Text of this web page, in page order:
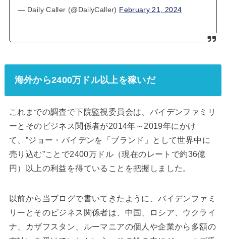
— Daily Caller (@DailyCaller) February 21, 2024
海外から2400万ドル以上を稼いだ
これまでの調査で下院監視委員会は、バイデンファミリ
ーとそのビジネス関係者が2014年～2019年にかけ
て、”ジョー・バイデンを「ブランド」として世界中に
売り込む”ことで2400万ドル（現在のレートで約36億
円）以上の利益を得ていることを把握しました。
以前から当ブログで書いてきたように、バイデンファミ
リーとそのビジネス関係者は、中国、ロシア、ウクライ
ナ、カザフスタン、ルーマニアの個人や企業から多額の